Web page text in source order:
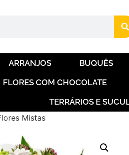
ARRANJOS BUQUÊS
FLORES COM CHOCOLATE
TERRÁRIOS E
Mistas